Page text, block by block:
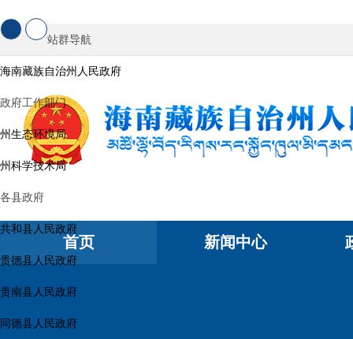
站群导航
海南藏族自治州人民政府
政府工作部门
州生态环境局
州科学技术局
各县政府
共和县人民政府
贵德县人民政府
贵南县人民政府
同德县人民政府
首页 新闻中心